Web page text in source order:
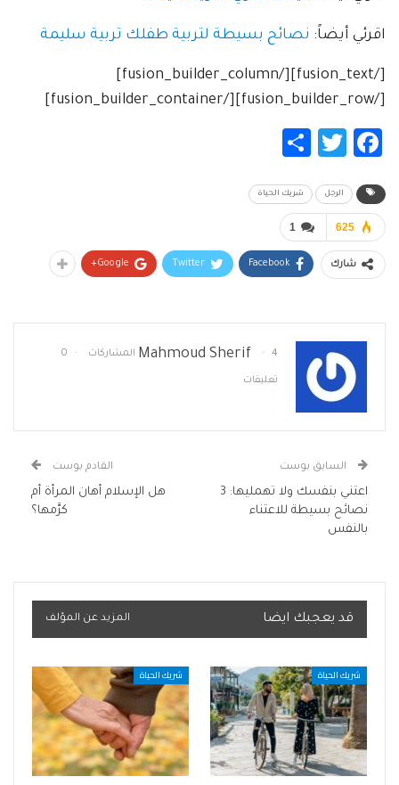
اقرئي أيضاً: نصائح بسيطة لتربية طفلك تربية سليمة
[/fusion_builder_row][/fusion_builder_container]
Facebook
Twitter
الرجل شريك الحياة
1 625
شارك Facebook
Twitter
Google+
Mahmoud Sherif 4 المشاركات 0
تعليقات
السابق بوست
اعتني بنفسك ولا تهمليها: 3
نصائح بسيطة للاعتناء
بالنفس
القادم بوست
هل الإسلام أهان المرأة أم
كرَّمها؟
قد يعجبك ايضا المزيد عن المؤلف
شريك الحياة شريك الحياة